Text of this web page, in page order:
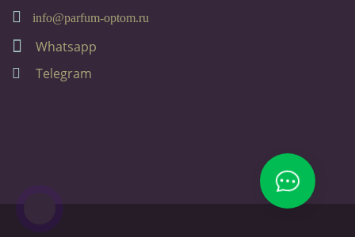
info@parfum-optom.ru
Whatsapp
Telegram